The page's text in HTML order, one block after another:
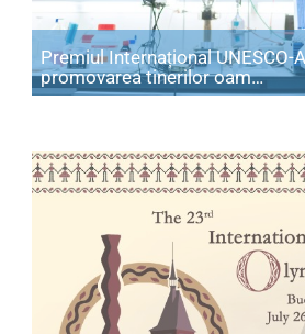
Premiul Internațional UNESCO-
promovarea tinerilor oam…